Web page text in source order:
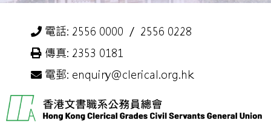
電話: 2556 0000 ／ 2556 0228
傳真: 2353 0181
電郵: enquiry@clerical.org.hk